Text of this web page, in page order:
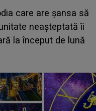
ziua 2. La ce oră urcă
Zara Larsson?
România și s-a filmat